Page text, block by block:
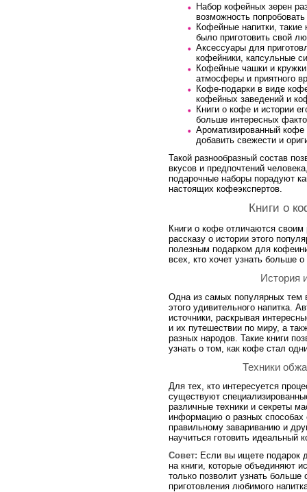
Набор кофейных зерен
возможность
Кофейные напитки, такие
было приготовить свой
Аксессуары для
кофейники, капсульные
Кофейные чашки и
атмосферы и приятного
Кофе-подарки в виде
кофейных заведений и
Книги о кофе и истории
больше интересных
Ароматизированный
добавить свежести и
Такой разнообразный состав
вкусов и предпочтений
подарочные наборы порадуют
настоящих кофеэкспертов.
Книги о
Книги о кофе отличаются
рассказу о истории этого
полезным подарком для
всех, кто хочет узнать больше
История
Одна из самых популярных тем
этого удивительного напитка.
источники, раскрывая
и их путешествии по миру, а
разных народов. Такие книги
узнать о том, как кофе стал
Техники
Для тех, кто интересуется
существуют
различные техники и секреты
информацию о разных способах
правильному завариванию и
научиться готовить идеальный
Совет: Если вы ищете подарок
на книги, которые объединяют
только позволит узнать
приготовления любимого